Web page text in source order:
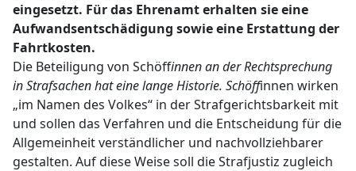
eingesetzt. Für das Ehrenamt erhalten sie eine
Aufwandsentschädigung sowie eine Erstattung der
Fahrtkosten.
Die Beteiligung von Schöffinnen an der Rechtsprechung
in Strafsachen hat eine lange Historie. Schöffinnen wirken
„im Namen des Volkes“ in der Strafgerichtsbarkeit mit
und sollen das Verfahren und die Entscheidung für die
Allgemeinheit verständlicher und nachvollziehbarer
gestalten. Auf diese Weise soll die Strafjustiz zugleich